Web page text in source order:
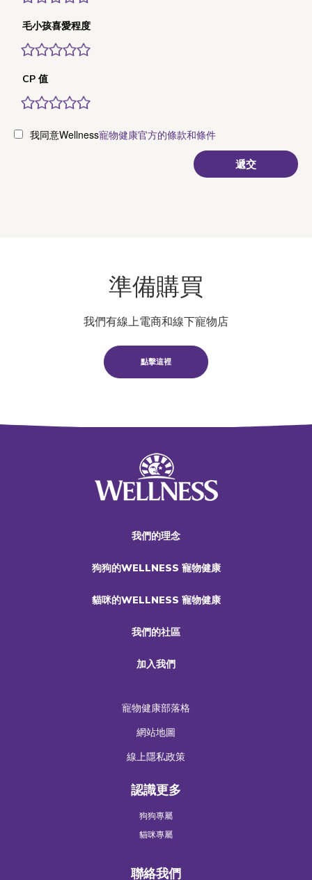
毛小孩喜愛程度
CP 值
我同意Wellness寵物健康官方的條款和條件
準備購買
我們有線上電商和線下寵物店
點擊這裡
我們的理念
狗狗的WELLNESS 寵物健康
貓咪的WELLNESS 寵物健康
我們的社區
加入我們
寵物健康部落格
網站地圖
線上隱私政策
認識更多
狗狗專屬
貓咪專屬
聯絡我們